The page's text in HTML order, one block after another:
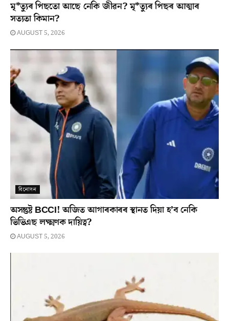
মৃ*ত্যুৰ পিছতো আছে নেকি জীৱন? মৃ*ত্যুৰ পিছৰ আত্মাৰ
সত্যতা কিমান?
AUGUST 5, 2026
বিনোদন
অসন্তুষ্ট BCCI! অজিত আগাৰকাৰৰ স্থানত দিয়া হ’ব নেকি
ভিভিএছ লক্ষ্মণক দায়িত্ব?
AUGUST 5, 2026